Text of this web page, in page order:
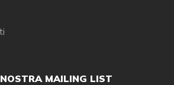
MAILING LIST